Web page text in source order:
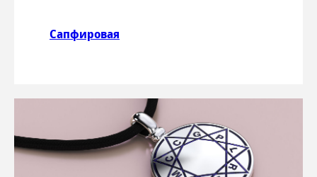
Сапфировая